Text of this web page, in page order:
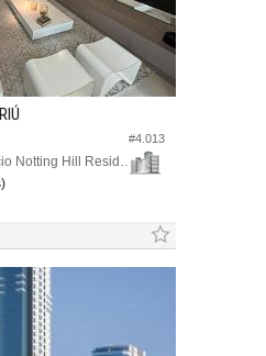
#4.013
Apartamento no Edifício Notting Hill Residence